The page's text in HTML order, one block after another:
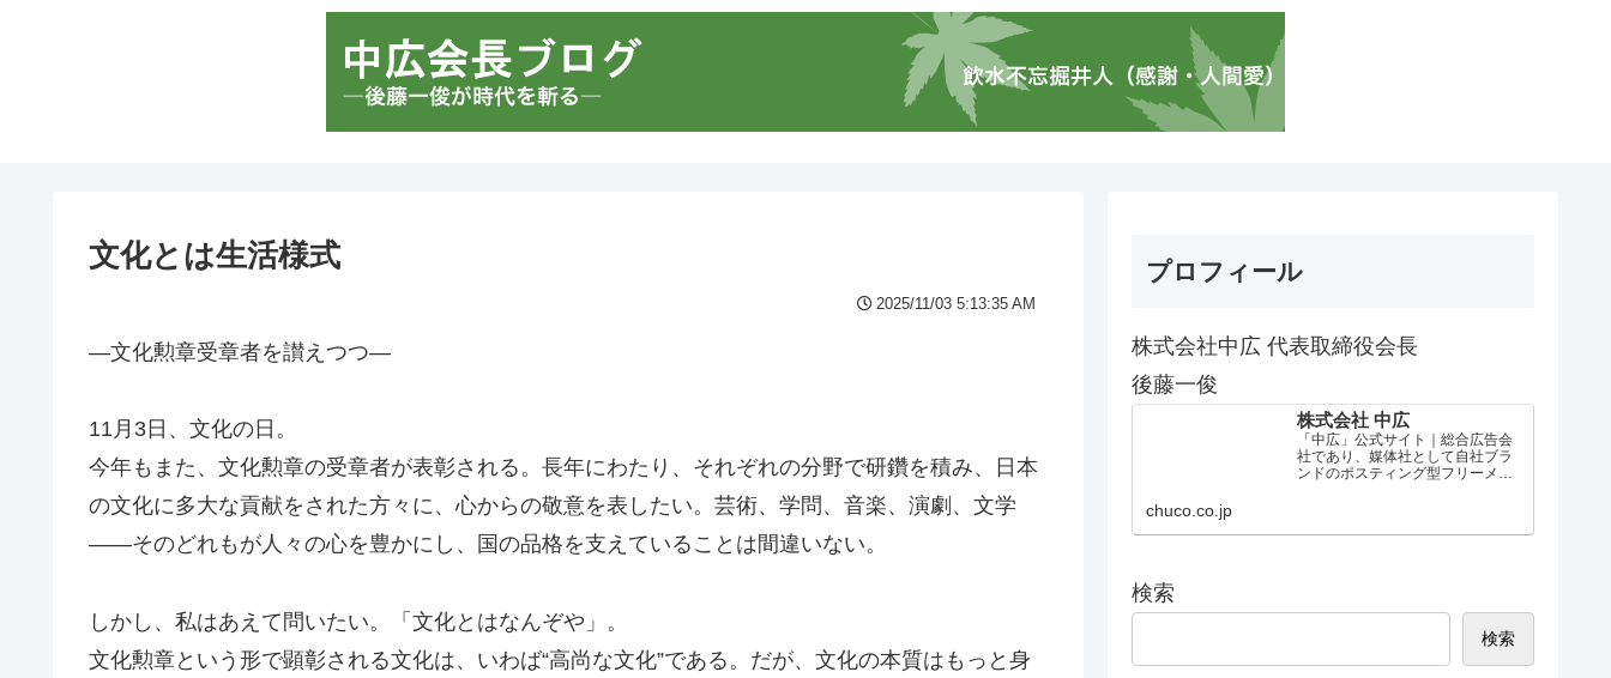
文化とは生活様式
2025/11/03 5:13:35 AM
―文化勲章受章者を讃えつつ―
11月3日、文化の日。
今年もまた、文化勲章の受章者が表彰される。長年にわたり、それぞれの分野で研鑽を積み、日本
の文化に多大な貢献をされた方々に、心からの敬意を表したい。芸術、学問、音楽、演劇、文学
――そのどれもが人々の心を豊かにし、国の品格を支えていることは間違いない。
しかし、私はあえて問いたい。「文化とはなんぞや」。
文化勲章という形で顕彰される文化は、いわば“高尚な文化”である。だが、文化の本質はもっと身
プロフィール
株式会社中広 代表取締役会長
後藤一俊
株式会社 中広
「中広」公式サイト｜総合広告会
社であり、媒体社として自社ブラ
ンドのポスティング型フリーメデ
chuco.co.jp
検索
検索